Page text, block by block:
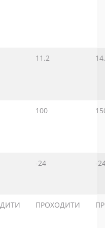
11.2
100
-24 -
ПРОХОДИТИ